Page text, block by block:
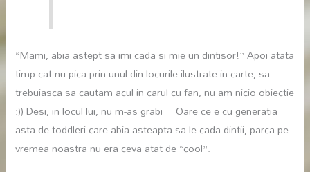
“Mami, abia astept sa imi cada si mie un dintisor!” Apoi atata
timp cat nu pica prin unul din locurile ilustrate in carte, sa
trebuiasca sa cautam acul in carul cu fan, nu am nicio obiectie
:)) Desi, in locul lui, nu m-as grabi… Oare ce e cu generatia
asta de toddleri care abia asteapta sa le cada dintii, parca pe
vremea noastra nu era ceva atat de “cool”.